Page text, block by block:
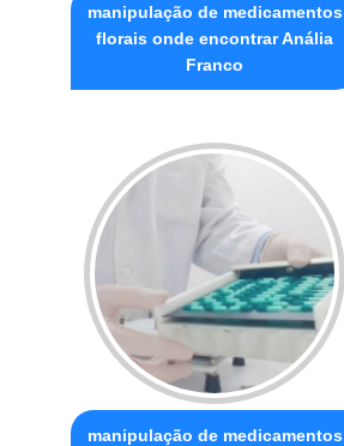
manipulação de medicamentos
florais onde encontrar Anália
Franco
manipulação de medicamentos